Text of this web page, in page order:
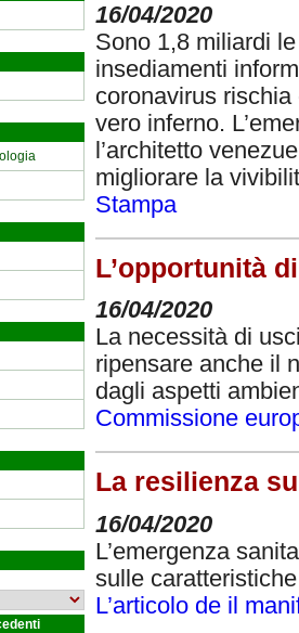
16/04/2020
Sono 1,8 miliardi
insediamenti
coronavirus
vero inferno.
l’architetto
migliorare la
Stampa
L’opportunità
16/04/2020
La necessità di
ripensare anche il
dagli aspetti
Commissione
La resilienza
16/04/2020
L’emergenza
sulle
L’articolo de il